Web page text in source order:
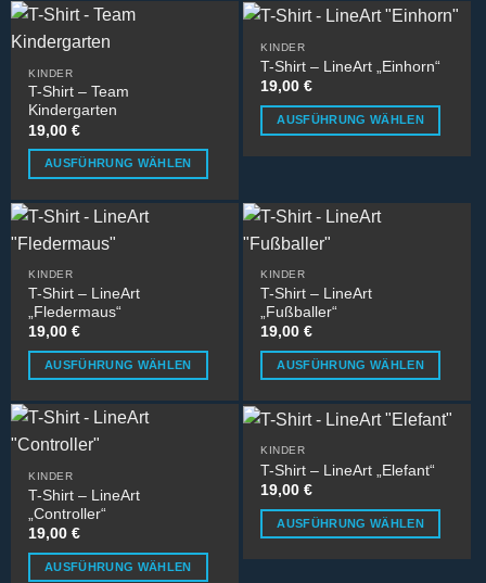
gewählt
werden
der
gewählt
werden
Produkt
weist
mehrere
Varianten
auf.
Die
Optionen
können
der
Produktseite
mehrere
auf.
Die
Optionen
können
gewählt
werden
KINDER
T-Shirt – Team
Kindergarten
19,00€
AUSFÜHRUNG WÄHLEN
Produkt
weist
Varianten
auf.
Die
Optionen
können
der
Produktseite
werden
KINDER
T-Shirt – LineArt „Einhorn“
19,00€
AUSFÜHRUNG WÄHLEN
mehrere
Varianten
Die
Optionen
können
auf
der
gewählt
KINDER
T-Shirt – LineArt
„Fledermaus“
19,00€
AUSFÜHRUNG WÄHLEN
Produkt
weist
Varianten
auf.
Die
Optionen
können
KINDER
T-Shirt – LineArt
„Fußballer“
19,00€
AUSFÜHRUNG WÄHLEN
Produkt
mehrere
Varianten
Die
KINDER
T-Shirt – LineArt
„Controller“
19,00€
AUSFÜHRUNG WÄHLEN
KINDER
T-Shirt – LineArt „Elefant“
19,00€
AUSFÜHRUNG WÄHLEN